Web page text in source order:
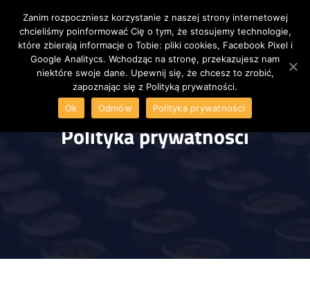
Nawigacja
Polityka prywatności
Zanim rozpoczniesz korzystanie z naszej strony internetowej
chcieliśmy poinformować Cię o tym, że stosujemy technologie,
które zbierają informacje o Tobie: pliki cookies, Facebook Pixel i
Google Analitycs. Wchodząc na stronę, przekazujesz nam
niektóre swoje dane. Upewnij się, że chcesz to zrobić,
zapoznając się z Polityką prywatności.
Ok
Odmów Polityka prywatności